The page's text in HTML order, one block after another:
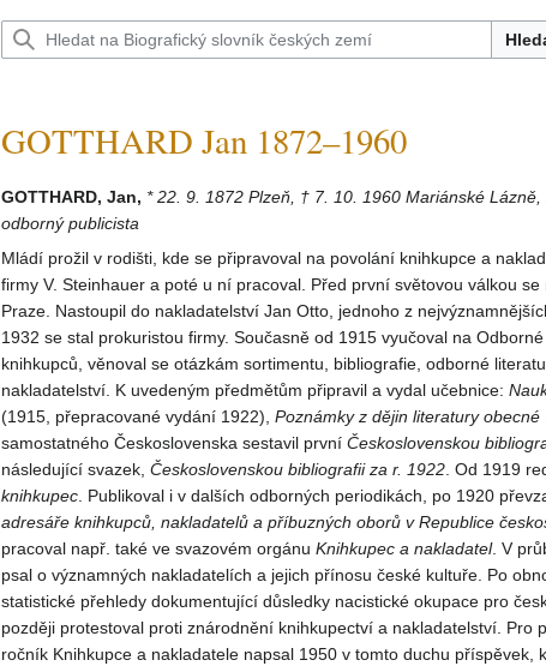
GOTTHARD Jan 1872–1960
GOTTHARD, Jan, * 22. 9. 1872 Plzeň, † 7. 10. 1960 Mariánské Lázně,
odborný publicista
Mládí prožil v rodišti, kde se připravoval na povolání knihkupce a
firmy V. Steinhauer a poté u ní pracoval. Před první světovou válkou
Praze. Nastoupil do nakladatelství Jan Otto, jednoho z
1932 se stal prokuristou firmy. Současně od 1915 vyučoval na
knihkupců, věnoval se otázkám sortimentu, bibliografie, odborné
nakladatelství. K uvedeným předmětům připravil a vydal učebnice:
(1915, přepracované vydání 1922), Poznámky z dějin literatury obecné
samostatného Československa sestavil první Československou
následující svazek, Československou bibliografii za r. 1922 . Od 1919
knihkupec . Publikoval i v dalších odborných periodikách, po 1920
adresáře knihkupců, nakladatelů a příbuzných oborů v Republice
pracoval např. také ve svazovém orgánu Knihkupec a nakladatel. V
psal o významných nakladatelích a jejich přínosu české kultuře. Po
statistické přehledy dokumentující důsledky nacistické okupace pro
později protestoval proti znárodnění knihkupectví a nakladatelství. Pro
ročník Knihkupce a nakladatele napsal 1950 v tomto duchu příspěvek,